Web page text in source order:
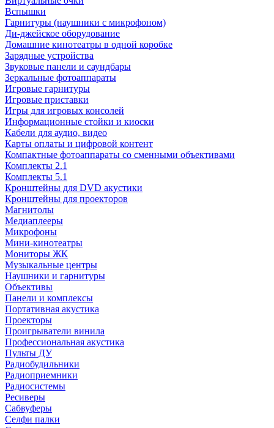
Вспышки
Гарнитуры (наушники с микрофоном)
Ди-джейское оборудование
Домашние кинотеатры в одной коробке
Зарядные устройства
Звуковые панели и саундбары
Зеркальные фотоаппараты
Игровые гарнитуры
Игровые приставки
Игры для игровых консолей
Информационные стойки и киоски
Кабели для аудио, видео
Карты оплаты и цифровой контент
Компактные фотоаппараты со сменными объективами
Комплекты 2.1
Комплекты 5.1
Кронштейны для DVD акустики
Кронштейны для проекторов
Магнитолы
Медиаплееры
Микрофоны
Мини-кинотеатры
Мониторы ЖК
Музыкальные центры
Наушники и гарнитуры
Объективы
Панели и комплексы
Портативная акустика
Проекторы
Проигрыватели винила
Профессиональная акустика
Пульты ДУ
Радиобудильники
Радиоприемники
Радиосистемы
Ресиверы
Сабвуферы
Селфи палки